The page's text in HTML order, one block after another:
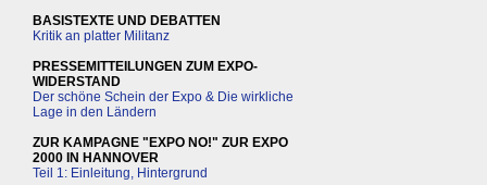
BASISTEXTE UND DEBATTEN
Kritik an platter Militanz
PRESSEMITTEILUNGEN ZUM EXPO-
WIDERSTAND
Der schöne Schein der Expo & Die wirkliche
Lage in den Ländern
ZUR KAMPAGNE "EXPO NO!" ZUR EXPO
2000 IN HANNOVER
Teil 1: Einleitung, Hintergrund